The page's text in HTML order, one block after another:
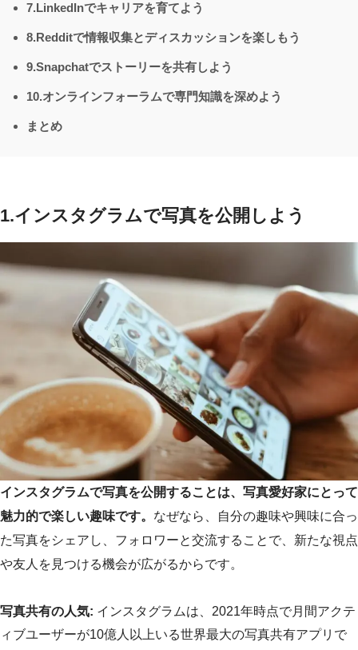
7.LinkedInでキャリアを育てよう
8.Redditで情報収集とディスカッションを楽しもう
9.Snapchatでストーリーを共有しよう
10.オンラインフォーラムで専門知識を深めよう
まとめ
1.インスタグラムで写真を公開しよう
インスタグラムで写真を公開することは、写真愛好家にとって
魅力的で楽しい趣味です。 なぜなら、自分の趣味や興味に合っ
た写真をシェアし、フォロワーと交流することで、新たな視点
や友人を見つける機会が広がるからです。
写真共有の人気: インスタグラムは、2021年時点で月間アクテ
ィブユーザーが10億人以上いる世界最大の写真共有アプリで